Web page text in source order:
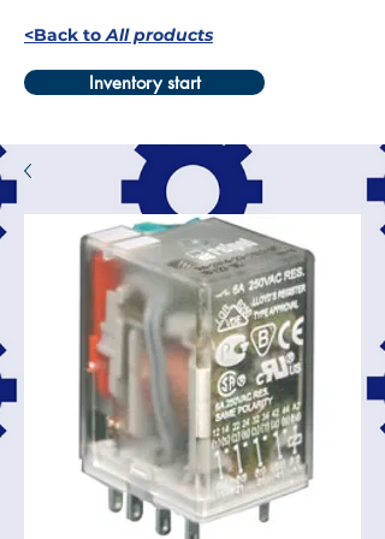
<Back toAll products
Inventory start